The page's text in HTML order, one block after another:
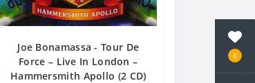
0
Joe Bonamassa - Tour De
Force – Live In London –
Hammersmith Apollo (2 CD)